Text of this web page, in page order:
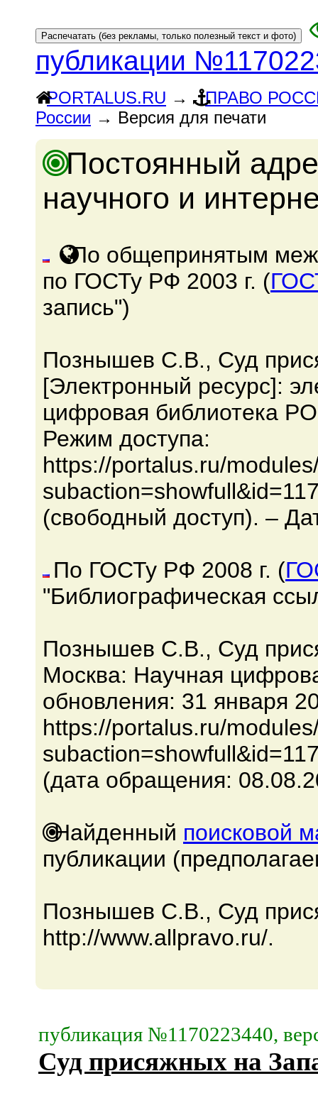
публикации
PORTALUS.RU →
ПРАВО
России → Версия для печати
Постоянный
научного и
По общепринятым
по ГОСТу РФ 2003 г. (
запись")
Познышев С.В., Суд
[Электронный ресурс]:
цифровая библиотека
Режим доступа:
https://portalus.ru/
(свободный доступ). –
По ГОСТу РФ 2008 г. (
"Библиографическая
Познышев С.В., Суд
Москва: Научная
обновления: 31 января
https://portalus.ru/
(дата обращения:
Найденный поисковой
публикации
Познышев С.В., Суд
http://www.allpravo.ru/.
публикация №1170223440,
Суд присяжных на